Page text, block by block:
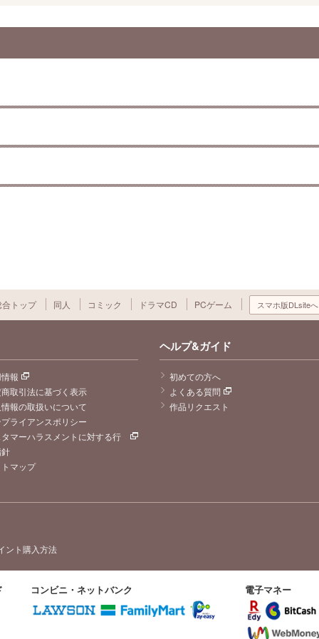
トップ 同人 コミック ドラマCD PCゲーム スマホ版DLsiteへ
報
取引法に基づく表示
報の取扱いについて
ライアンスポリシー
マーハラスメントに対する行
マップ
ヘルプ&ガイド
初めての方へ
よくある質問
作品リクエスト
ント購入方法
コンビニ・ネットバンク 電子マネー